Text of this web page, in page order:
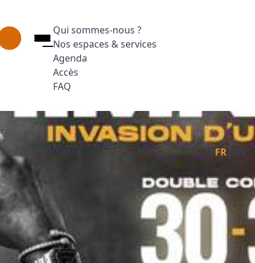
Qui sommes-nous ?
Nos espaces & services
Agenda
Accès
FAQ
FR EN